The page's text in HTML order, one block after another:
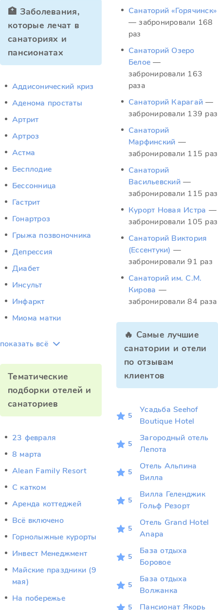
🏥 Заболевания,
которые лечат в
санаториях и
пансионатах
Аддисонический криз
Аденома простаты
Артрит
Артроз
Астма
Бесплодие
Бессонница
Гастрит
Гонартроз
Грыжа позвоночника
Депрессия
Диабет
Инсульт
Инфаркт
Миома матки
показать всё
Тематические
подборки отелей и
санаториев
23 февраля
8 марта
Alean Family Resort
C катком
Аренда коттеджей
Всё включено
Горнолыжные курорты
Инвест Менеджмент
Майские праздники (9
мая)
На побережье
Санаторий «Горячинск»
— забронировали 168
раз
Санаторий Озеро
Белое —
забронировали 163
раза
Санаторий Карагай —
забронировали 139 раз
Санаторий
Марфинский —
забронировали 115 раз
Санаторий
Васильевский —
забронировали 115 раз
Курорт Новая Истра —
забронировали 105 раз
Санаторий Виктория
(Ессентуки) —
забронировали 91 раз
Санаторий им. С.М.
Кирова —
забронировали 84 раза
🔥 Самые лучшие
санатории и отели
по отзывам
клиентов
5
Усадьба Seehof
Boutique Hotel
5
Загородный отель
Лепота
5
Отель Альпина
Вилла
5
Вилла Геленджик
Гольф Резорт
5
Отель Grand Hotel
Anapa
5
База отдыха
Боровое
5
База отдыха
Волжанка
5 Пансионат Якорь